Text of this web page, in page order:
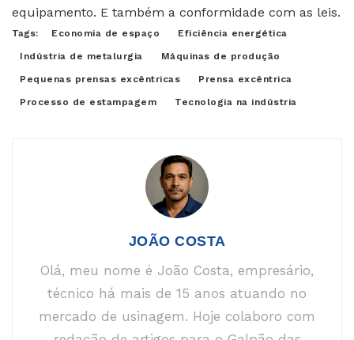
equipamento. E também a conformidade com as leis.
Tags: Economia de espaço Eficiência energética
Indústria de metalurgia Máquinas de produção
Pequenas prensas excêntricas Prensa excêntrica
Processo de estampagem Tecnologia na indústria
JOÃO COSTA
Olá, meu nome é João Costa, empresário,
técnico há mais de 15 anos atuando no
mercado de usinagem. Hoje colaboro com